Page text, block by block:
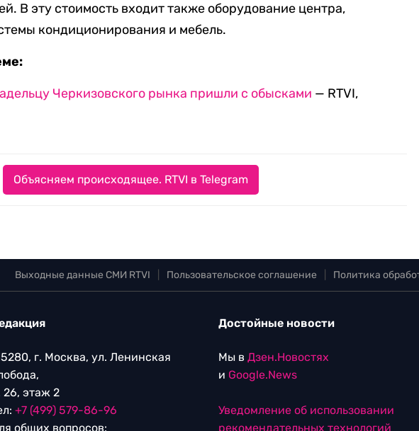
В эту стоимость входит также оборудование центра,
кондиционирования и мебель.
Черкизовского рынка пришли с обысками — RTVI,
Объясняем происходящее. RTVI в Telegram
Выходные данные СМИ RTVI Пользовательское соглашение Политика
г. Москва, ул. Ленинская
26, этаж 2
+7 (499) 579-86-96
общих вопросов:
Достойные новости
Мы в Дзен.Новостях
и Google.News
Уведомление об использовании
рекомендательных технологий